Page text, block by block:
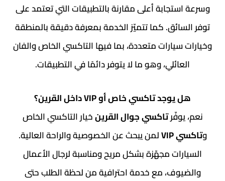
وسرعة استجابة أعلى مقارنة بالتطبيقات التي تعتمد على
توفر السائق. كما تتميّز الخدمة بمعرفة دقيقة بالمنطقة
وخيارات سيارات متعددة، بما فيها التاكسي الخاص والفان
العائلي، وهو ما لا يتوفر دائمًا في التطبيقات.
هل يوجد تاكسي خاص أو VIP داخل القرين؟
نعم، يوفّرتاكسي جوال القرينخيار التاكسي الخاص
وتاكسي VIP
لمن يبحث عن الخصوصية والراحة العالية.
السيارات مجهّزة بشكل مريح ومناسبة لرجال الأعمال
والضيوف، مع خدمة احترافية من لحظة الطلب حتى